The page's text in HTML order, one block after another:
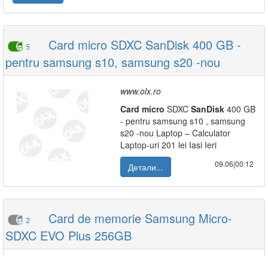
5
Card micro SDXC SanDisk 400 GB -
pentru samsung s10, samsung s20 -nou
www.olx.ro
Card micro SDXC SanDisk 400 GB
- pentru samsung s10 , samsung
s20 -nou Laptop – Calculator
Laptop-uri 201 lei Iasi Ieri
Детали...
09.06|00:12
2
Card de memorie Samsung Micro-
SDXC EVO Plus 256GB